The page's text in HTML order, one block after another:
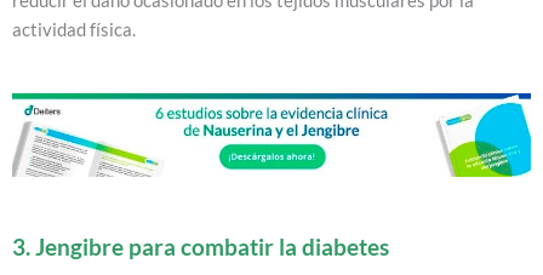
actividad física.
3. Jengibre para combatir la diabetes